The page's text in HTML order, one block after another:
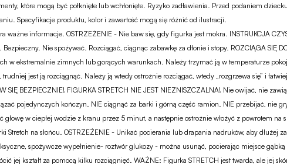
które mogą być połknięte lub wchłonięte. Ryzyko zadławienia. Przed podaniem
Specyfikacje produktu, kolor i zawartość mogą się różnić od ilustracji.
ważne informacje. OSTRZEŻENIE - Nie baw się, gdy figurka jest mokra. INSTRUKCJA
Nie spożywać. Rozciągać, ciągnąc zabawkę za dłonie i stopy. ROZCIĄGA SIĘ
w ekstremalnie zimnych lub gorących warunkach. Należy trzymać ją w temperaturze
jest ją rozciągnąć. Należy ją wtedy ostrożnie rozciągać, wtedy „rozgrzewa się” i
SIĘ BEZPIECZNIE! FIGURKA STRETCH NIE JEST NIEZNISZCZALNA! Nie owijać, nie
pojedynczych kończyn. NIE ciągnąć za barki i górną część ramion. NIE przebijać, nie
w ciepłej wodzie z kranu przez 5 minut, a następnie ostrożnie włożyć z powrotem na
Stretch na słońcu. OSTRZEŻENIE - Unikać pocierania lub drapania nadruków, aby dłużej
spożywcze wypełnienie- roztwór glukozy - można usunąć, pocierając miejsce
jej kształt za pomocą kilku rozciągnięć. WAŻNE: Figurka STRETCH jest twarda, ale jej